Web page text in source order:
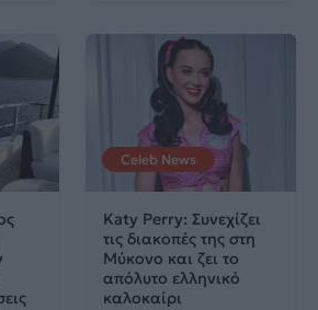
Celeb News
Katy Perry: Συνεχίζει
τις διακοπές της στη
Μύκονο και ζει το
απόλυτο ελληνικό
καλοκαίρι